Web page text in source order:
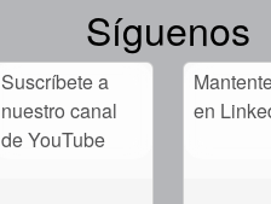
Síguenos
Suscríbete a
nuestro canal
de YouTube
en